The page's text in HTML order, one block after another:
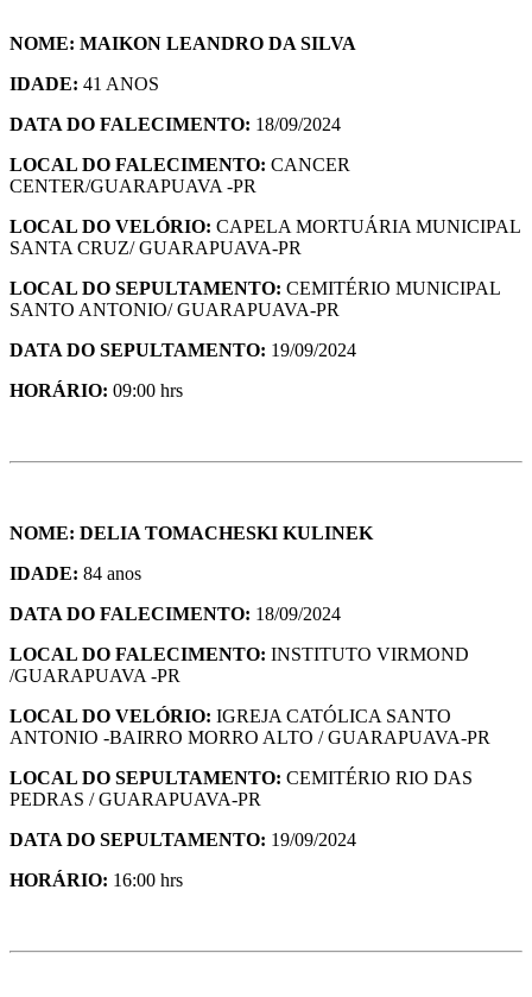
NOME: MAIKON LEANDRO DA SILVA
IDADE: 41 ANOS
DATA DO FALECIMENTO: 18/09/2024
LOCAL DO FALECIMENTO: CANCER
CENTER/GUARAPUAVA -PR
LOCAL DO VELÓRIO: CAPELA MORTUÁRIA MUNICIPAL
SANTA CRUZ/ GUARAPUAVA-PR
LOCAL DO SEPULTAMENTO: CEMITÉRIO MUNICIPAL
SANTO ANTONIO/ GUARAPUAVA-PR
DATA DO SEPULTAMENTO: 19/09/2024
HORÁRIO: 09:00 hrs
NOME: DELIA TOMACHESKI KULINEK
IDADE: 84 anos
DATA DO FALECIMENTO: 18/09/2024
LOCAL DO FALECIMENTO: INSTITUTO VIRMOND
/GUARAPUAVA -PR
LOCAL DO VELÓRIO: IGREJA CATÓLICA SANTO
ANTONIO -BAIRRO MORRO ALTO / GUARAPUAVA-PR
LOCAL DO SEPULTAMENTO: CEMITÉRIO RIO DAS
PEDRAS / GUARAPUAVA-PR
DATA DO SEPULTAMENTO: 19/09/2024
HORÁRIO: 16:00 hrs